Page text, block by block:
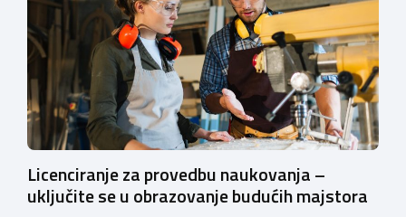
Licenciranje za provedbu naukovanja –
uključite se u obrazovanje budućih majstora